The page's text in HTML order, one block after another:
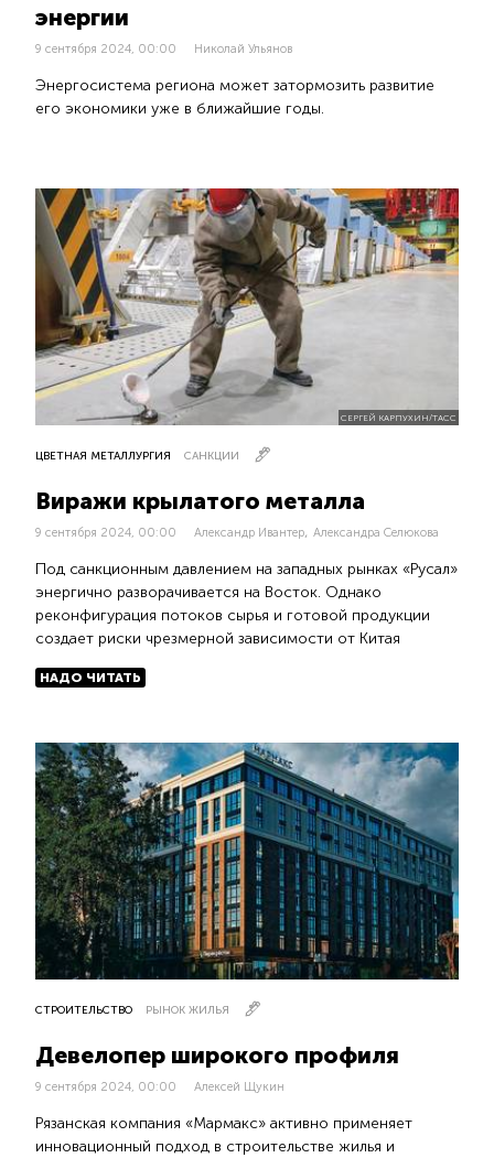
энергии
9 сентября 2024, 00:00 Николай Ульянов
Энергосистема региона может затормозить развитие
его экономики уже в ближайшие годы.
СЕРГЕЙ КАРПУХИН/ТАСС
ЦВЕТНАЯ МЕТАЛЛУРГИЯ САНКЦИИ
Виражи крылатого металла
9 сентября 2024, 00:00 Александр Ивантер, Александра Селюкова
Под санкционным давлением на западных рынках «Русал»
энергично разворачивается на Восток. Однако
реконфигурация потоков сырья и готовой продукции
создает риски чрезмерной зависимости от Китая
НАДО ЧИТАТЬ
СТРОИТЕЛЬСТВО РЫНОК ЖИЛЬЯ
Девелопер широкого профиля
9 сентября 2024, 00:00 Алексей Щукин
Рязанская компания «Мармакс» активно применяет
инновационный подход в строительстве жилья и